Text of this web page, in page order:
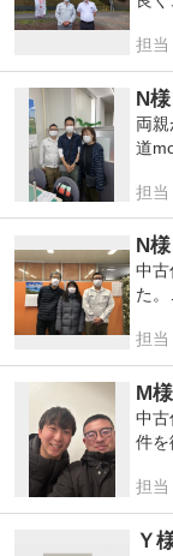
か
入
てく
安
担
N
両
道
ず困
大
遠
て
ま
てま
売
ズ
ます
担
N
中
た。
良か
で
い
か
担
M
中
件を
物件
さ
願
担
Ｙ